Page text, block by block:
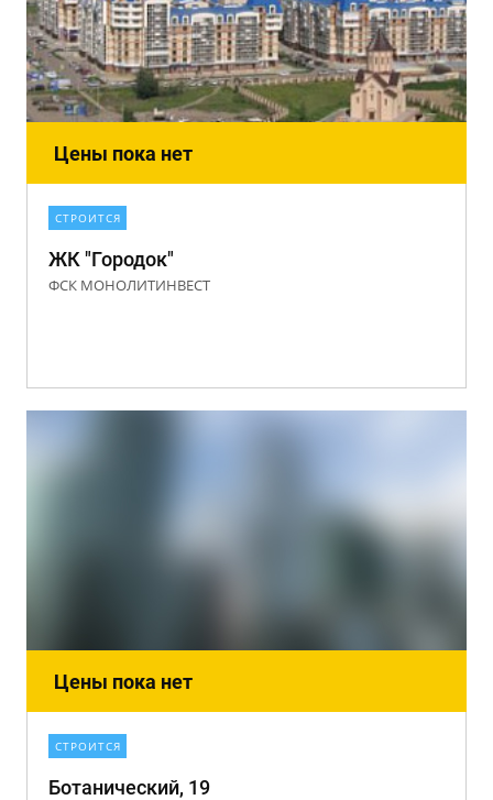
Цены пока нет
СТРОИТСЯ
ЖК "Городок"
ФСК МОНОЛИТИНВЕСТ
Цены пока нет
СТРОИТСЯ
Ботанический, 19